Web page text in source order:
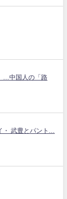
…中国人の「路
武豊とパント...